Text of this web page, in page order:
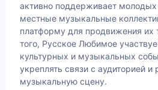
активно поддерживает молодых
местные музыкальные
платформу для продвижения их
того, Русское Любимое
культурных и музыкальных
укреплять связи с аудиторией и
музыкальную сцену.